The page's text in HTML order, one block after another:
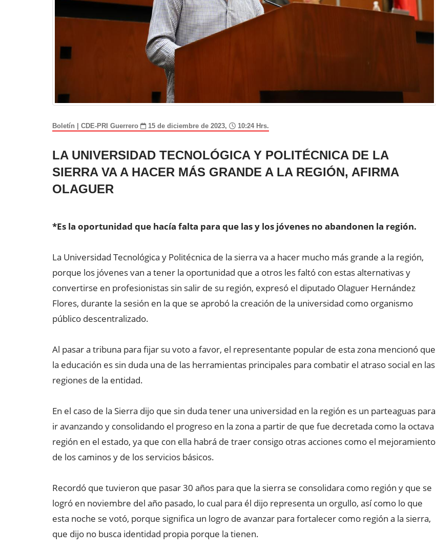
Boletín | CDE-PRI Guerrero 15 de diciembre de 2023, 10:24 Hrs.
LA UNIVERSIDAD TECNOLÓGICA Y POLITÉCNICA DE LA
SIERRA VA A HACER MÁS GRANDE A LA REGIÓN, AFIRMA
OLAGUER
*Es la oportunidad que hacía falta para que las y los jóvenes no abandonen la región.
La Universidad Tecnológica y Politécnica de la sierra va a hacer mucho más grande a la región,
porque los jóvenes van a tener la oportunidad que a otros les faltó con estas alternativas y
convertirse en profesionistas sin salir de su región, expresó el diputado Olaguer Hernández
Flores, durante la sesión en la que se aprobó la creación de la universidad como organismo
público descentralizado.
Al pasar a tribuna para fijar su voto a favor, el representante popular de esta zona mencionó que
la educación es sin duda una de las herramientas principales para combatir el atraso social en las
regiones de la entidad.
En el caso de la Sierra dijo que sin duda tener una universidad en la región es un parteaguas para
ir avanzando y consolidando el progreso en la zona a partir de que fue decretada como la octava
región en el estado, ya que con ella habrá de traer consigo otras acciones como el mejoramiento
de los caminos y de los servicios básicos.
Recordó que tuvieron que pasar 30 años para que la sierra se consolidara como región y que se
logró en noviembre del año pasado, lo cual para él dijo representa un orgullo, así como lo que
esta noche se votó, porque significa un logro de avanzar para fortalecer como región a la sierra,
que dijo no busca identidad propia porque la tienen.